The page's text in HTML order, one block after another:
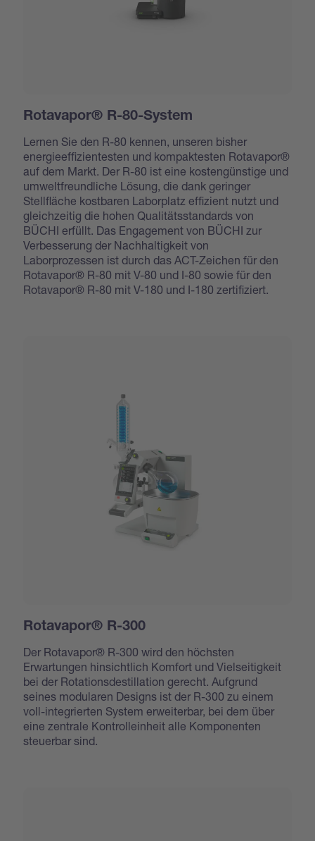
Rotavapor® R-80-System
Lernen Sie den R-80 kennen, unseren bisher
energieeffizientesten und kompaktesten Rotavapor®
auf dem Markt. Der R-80 ist eine kostengünstige und
umweltfreundliche Lösung, die dank geringer
Stellfläche kostbaren Laborplatz effizient nutzt und
gleichzeitig die hohen Qualitätsstandards von
BÜCHI erfüllt. Das Engagement von BÜCHI zur
Verbesserung der Nachhaltigkeit von
Laborprozessen ist durch das ACT-Zeichen für den
Rotavapor® R-80 mit V-80 und I-80 sowie für den
Rotavapor® R-80 mit V-180 und I-180 zertifiziert.
Rotavapor® R-300
Der Rotavapor® R-300 wird den höchsten
Erwartungen hinsichtlich Komfort und Vielseitigkeit
bei der Rotationsdestillation gerecht. Aufgrund
seines modularen Designs ist der R-300 zu einem
voll-integrierten System erweiterbar, bei dem über
eine zentrale Kontrolleinheit alle Komponenten
steuerbar sind.